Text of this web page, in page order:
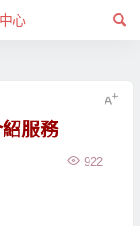
心
服務
922